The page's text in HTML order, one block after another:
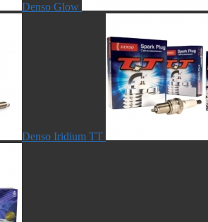
Denso Glow
Denso Iridium TT